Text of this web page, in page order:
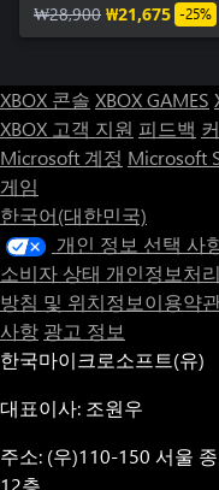
₩28,900 ₩21,675 -25%
XBOX 콘솔 XBOX GAMES
XBOX 고객 지원 피드백
Microsoft 계정 Microsoft
게임
한국어(대한민국)
개인 정보 선택 사
소비자 상태 개인정보처
방침 및 위치정보이용약
사항 광고 정보
한국마이크로소프트(유)
대표이사: 조원우
주소: (우)110-150 서울
12층